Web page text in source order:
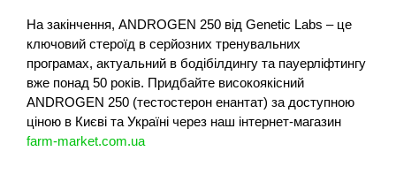
На закінчення, ANDROGEN 250 від Genetic Labs – це
ключовий стероїд в серйозних тренувальних
програмах, актуальний в бодібілдингу та пауерліфтингу
вже понад 50 років. Придбайте високоякісний
ANDROGEN 250 (тестостерон енантат) за доступною
ціною в Києві та Україні через наш інтернет-магазин
farm-market.com.ua